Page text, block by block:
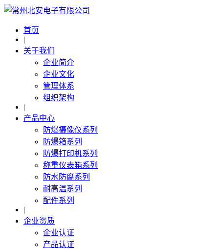
首页
|
关于我们
企业简介
企业文化
管理体系
组织架构
|
产品中心
防爆摄像仪系列
防爆箱系列
防爆打印机系列
称重仪表箱系列
防水防腐系列
耐高温系列
配件系列
|
企业资质
企业认证
产品认证